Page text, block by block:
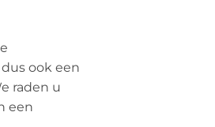
ook een
raden u
een